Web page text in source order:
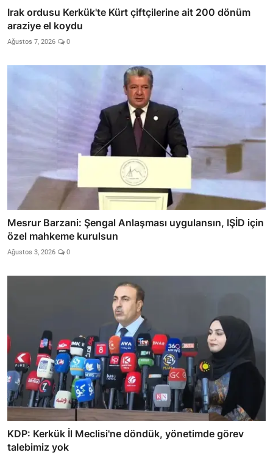
Irak ordusu Kerkük'te Kürt çiftçilerine ait 200 dönüm
araziye el koydu
Ağustos 7, 2026 0
Mesrur Barzani: Şengal Anlaşması uygulansın, IŞİD için
özel mahkeme kurulsun
Ağustos 3, 2026 0
KDP: Kerkük İl Meclisi'ne döndük, yönetimde görev
talebimiz yok